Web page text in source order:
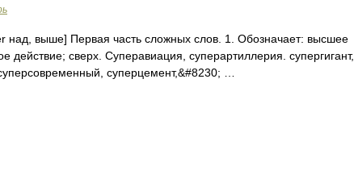
над, выше] Первая часть сложных слов. 1. Обозначает: высшее
действие; сверх. Суперавиация, суперартиллерия. супергигант,
суперцемент,&#8230; …